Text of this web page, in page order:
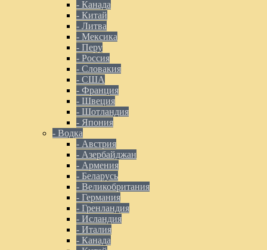
- Канада
- Китай
- Литва
- Мексика
- Перу
- Россия
- Словакия
- США
- Франция
- Швеция
- Шотландия
- Япония
- Водка
- Австрия
- Азербайджан
- Армения
- Беларусь
- Великобритания
- Германия
- Гренландия
- Исландия
- Италия
- Канада